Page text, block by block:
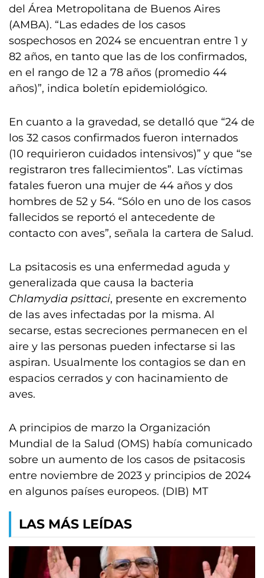
del Área Metropolitana de Buenos Aires
(AMBA). “Las edades de los casos
sospechosos en 2024 se encuentran entre 1 y
82 años, en tanto que las de los confirmados,
en el rango de 12 a 78 años (promedio 44
años)”, indica boletín epidemiológico.
En cuanto a la gravedad, se detalló que “24 de
los 32 casos confirmados fueron internados
(10 requirieron cuidados intensivos)” y que “se
registraron tres fallecimientos”. Las víctimas
fatales fueron una mujer de 44 años y dos
hombres de 52 y 54. “Sólo en uno de los casos
fallecidos se reportó el antecedente de
contacto con aves”, señala la cartera de Salud.
La psitacosis es una enfermedad aguda y
generalizada que causa la bacteria
Chlamydia psittaci, presente en excremento
de las aves infectadas por la misma. Al
secarse, estas secreciones permanecen en el
aire y las personas pueden infectarse si las
aspiran. Usualmente los contagios se dan en
espacios cerrados y con hacinamiento de
aves.
A principios de marzo la Organización
Mundial de la Salud (OMS) había comunicado
sobre un aumento de los casos de psitacosis
entre noviembre de 2023 y principios de 2024
en algunos países europeos. (DIB) MT
LAS MÁS LEÍDAS